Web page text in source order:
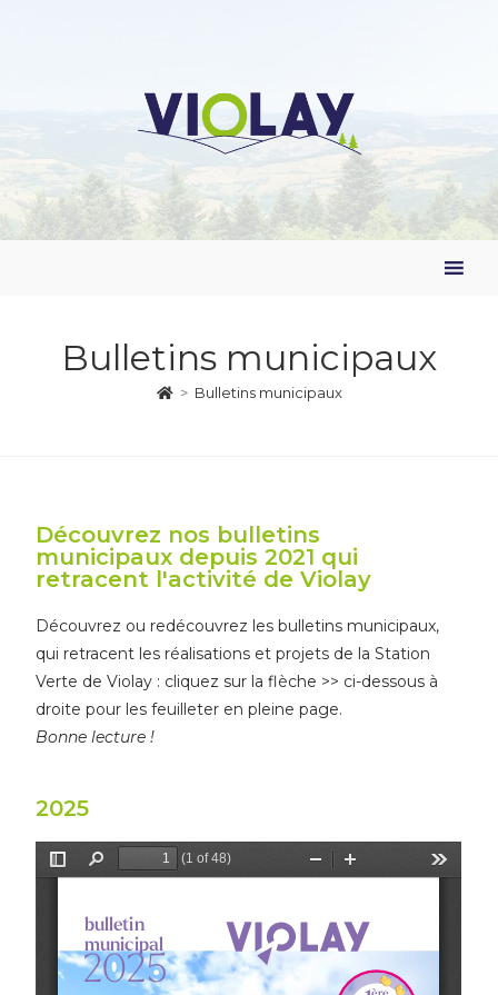
Bulletins municipaux
> Bulletins municipaux
Découvrez nos bulletins
municipaux depuis 2021 qui
retracent l'activité de Violay
Découvrez ou redécouvrez les bulletins municipaux,
qui retracent les réalisations et projets de la Station
Verte de Violay : cliquez sur la flèche >> ci-dessous à
droite pour les feuilleter en pleine page.
Bonne lecture !
2025